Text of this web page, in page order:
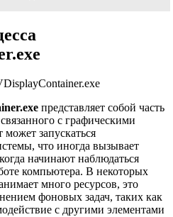
представляет собой часть
с графическими
запускаться
что иногда вызывает
начинают наблюдаться
компьютера. В некоторых
много ресурсов, это
фоновых задач, таких как
с другими элементами